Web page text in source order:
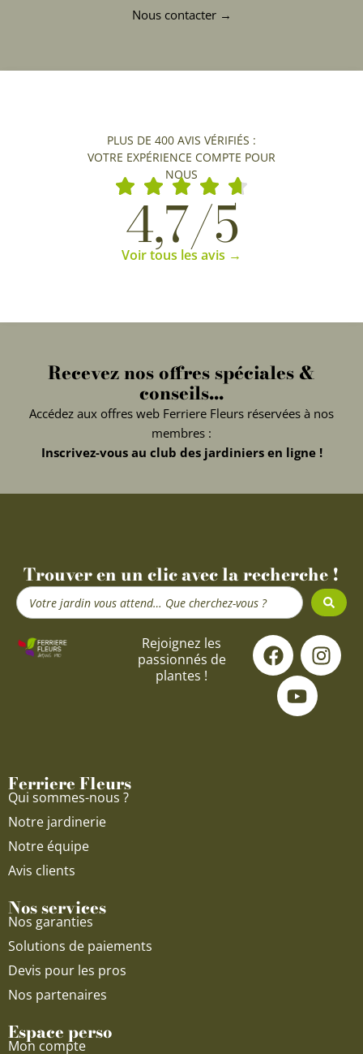
Nous contacter →
PLUS DE 400 AVIS VÉRIFIÉS :
VOTRE EXPÉRIENCE COMPTE POUR
NOUS
4,7/5
Voir tous les avis →
Recevez nos offres spéciales &
conseils...
Accédez aux offres web Ferriere Fleurs réservées à nos
membres :
Inscrivez-vous au club des jardiniers en ligne !
Trouver en un clic avec la recherche !
Search
...
Rejoignez les
passionnés de
plantes !
F
a
c
e
I
n
s
Y
o
u
t
u
Ferriere Fleurs
Qui sommes-nous ?
Notre jardinerie
Notre équipe
Avis clients
Nos services
Nos garanties
Solutions de paiements
Devis pour les pros
Nos partenaires
Espace perso
Mon compte